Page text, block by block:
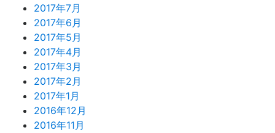
2017年7月
2017年6月
2017年5月
2017年4月
2017年3月
2017年2月
2017年1月
2016年12月
2016年11月